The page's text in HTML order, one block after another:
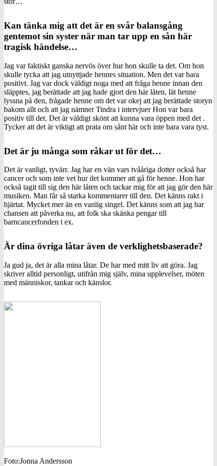
Kan tänka mig att det är en svår balansgång
gentemot sin syster när man tar upp en sån här
tragisk händelse…
Jag var faktiskt ganska nervös över hur hon skulle ta det. Om hon
skulle tycka att jag utnyttjade hennes situation. Men det var bara
positivt. Jag var dock väldigt noga med att fråga henne innan den
släpptes, jag berättade att jag hade gjort den här låten, lät henne
lyssna på den, frågade henne om det var okej att jag berättade storyn
bakom allt och att jag nämner Tindra i intervjuer Hon var bara
positiv till det. Det är väldigt skönt att kunna vara öppen med det .
Tycker att det är viktigt att prata om sånt här och inte bara vara tyst.
Det är ju många som råkar ut för det…
Det är vanligt, tyvärr. Jag har en vän vars tvååriga dotter också har
cancer och som inte vet hur det kommer att gå för henne. Hon har
också tagit till sig den här låten och tackar mig för att jag gör den här
musiken. Man får så starka kommentarer till den. Det känns rakt i
hjärtat. Mycket mer än en vanlig singel. Det känns som att jag har
chansen att påverka nu, att folk ska skänka pengar till
barncancerfonden t ex.
Är dina övriga låtar även de verklighetsbaserade?
Ja gud ja, det är alla mina låtar. De har med mitt liv att göra. Jag
skriver alltid personligt, utifrån mig själv, mina upplevelser, möten
med människor, tankar och känslor.
Foto:Jonna Andersson